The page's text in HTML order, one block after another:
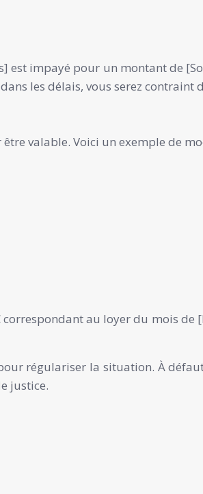
est impayé pour un montant de
les délais, vous serez contraint
valable. Voici un exemple de
au loyer du mois
régulariser la situation. À
justice.